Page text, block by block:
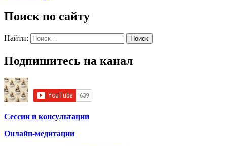
Поиск по сайту
Найти:
Подпишитесь на канал
Сессии и консультации
Онлайн-медитации